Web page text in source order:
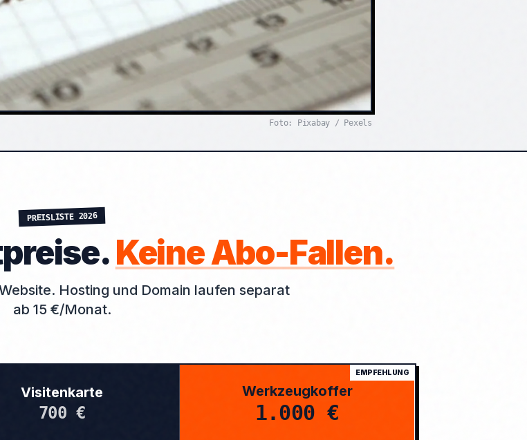
Foto: Pixabay / Pexels
PREISLISTE 2026
Keine Abo-Fallen.
Hosting und Domain laufen separat
ab 15 €/Monat.
Visitenkarte
700 €
EMPFEHLUNG
Werkzeugkoffer
1.000 €